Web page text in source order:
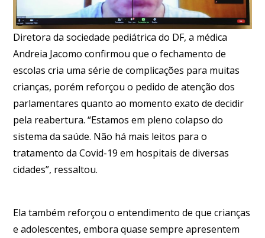
Diretora da sociedade pediátrica do DF, a médica
Andreia Jacomo confirmou que o fechamento de
escolas cria uma série de complicações para muitas
crianças, porém reforçou o pedido de atenção dos
parlamentares quanto ao momento exato de decidir
pela reabertura. “Estamos em pleno colapso do
sistema da saúde. Não há mais leitos para o
tratamento da Covid-19 em hospitais de diversas
cidades”, ressaltou.
Ela também reforçou o entendimento de que crianças
e adolescentes, embora quase sempre apresentem